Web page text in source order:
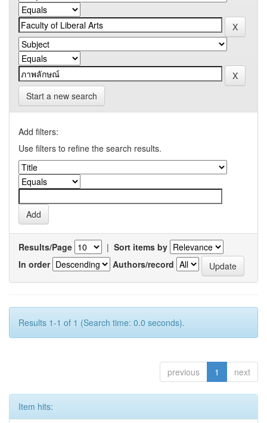
Start a new search
Add filters:
Use filters to refine the search results.
Results/Page | Sort items by
In order
Authors/record
Results 1-1 of 1 (Search time: 0.0 seconds).
previous 1 next
Item hits: